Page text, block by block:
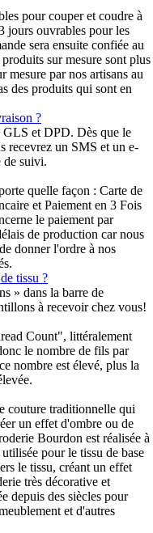
pour couper et coudre à
jours ouvrables pour les
sera ensuite confiée au
sur mesure sont plus
mesure par nos artisans au
des produits qui sont en
?
GLS et DPD. Dès que le
recevrez un SMS et un e-
de suivi.
quelle façon : Carte de
et Paiement en 3 Fois
le paiement par
de production car nous
donner l'ordre à nos
tissu ?
» dans la barre de
à recevoir chez vous!
Count", littéralement
le nombre de fils par
nombre est élevé, plus la
couture traditionnelle qui
un effet d'ombre ou de
Bourdon est réalisée à
pour le tissu de base
le tissu, créant un effet
très décorative et
depuis des siècles pour
et d'autres